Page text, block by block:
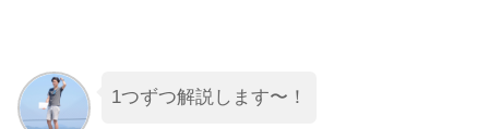
1つずつ解説します〜！